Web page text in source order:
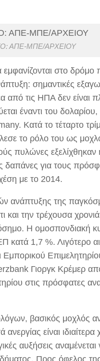
ΑΠΕ-ΜΠΕ/ΑΡΧΕΙΟΥ
στο δρόμο
σημαντικές
από τις ΗΠΑ δεν είναι
έναντι του
Κατά το τέταρτο
το ρόλο του ως
πυλώνες εξελίχθηκαν
δαπάνες για τους
με το 2014.
ανάπτυξης της
και την τρέχουσα
Η ομοσπονδιακή
1,7 %. Λιγότερο
Εμπορικού
Γιοργκ Κρέμερ
στις πρόσφατες
βασικός μοχλός
είναι
αυξήσεις
Προς όφελος